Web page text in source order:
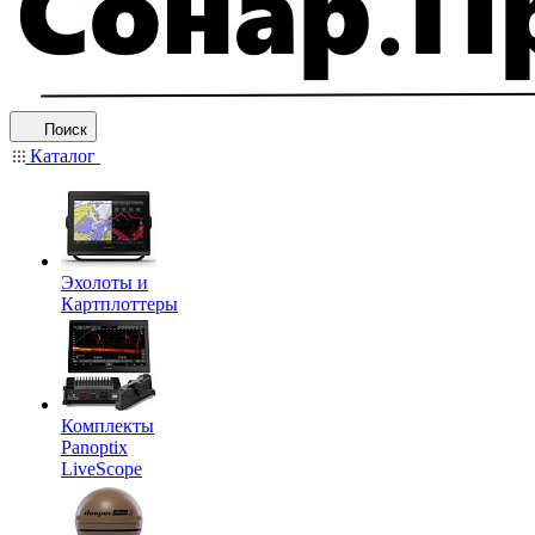
Поиск
Каталог
Эхолоты и
Картплоттеры
Комплекты
Panoptix
LiveScope